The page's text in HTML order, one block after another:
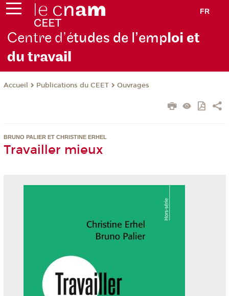
FR
Centre d’études de l’emploi et
du travail
Accueil Publications du CEET Ouvrages
BRUNO PALIER ET CHRISTINE ERHEL
Travailler mieux